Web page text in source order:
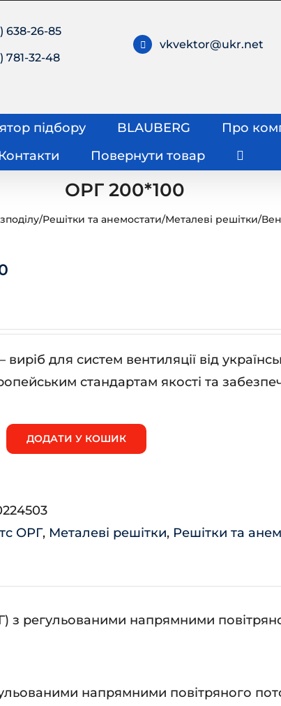
638-26-85
781-32-48
vkvektor@ukr.net
підбору BLAUBERG
Про
Контакти
Повернути товар
ОРГ 200*100
/Решітки та анемостати/Металеві решітки/
виріб для систем вентиляції від
стандартам якості та
ДОДАТИ У КОШИК
ОРГ, Металеві решітки, Решітки та
з регульованими напрямними
напрямними повітряного